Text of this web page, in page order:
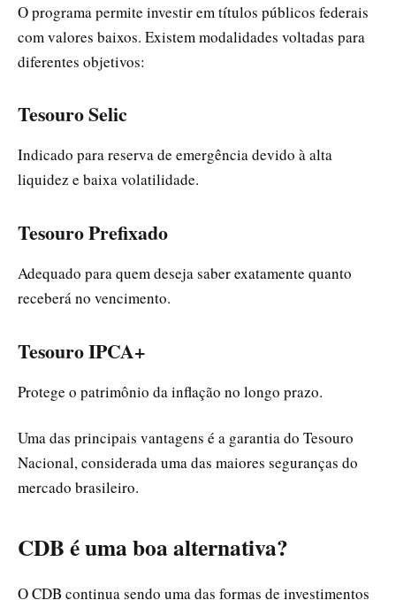
O programa permite investir em títulos públicos federais
com valores baixos. Existem modalidades voltadas para
diferentes objetivos:
Tesouro Selic
Indicado para reserva de emergência devido à alta
liquidez e baixa volatilidade.
Tesouro Prefixado
Adequado para quem deseja saber exatamente quanto
receberá no vencimento.
Tesouro IPCA+
Protege o patrimônio da inflação no longo prazo.
Uma das principais vantagens é a garantia do Tesouro
Nacional, considerada uma das maiores seguranças do
mercado brasileiro.
CDB é uma boa alternativa?
O CDB continua sendo uma das formas de investimentos